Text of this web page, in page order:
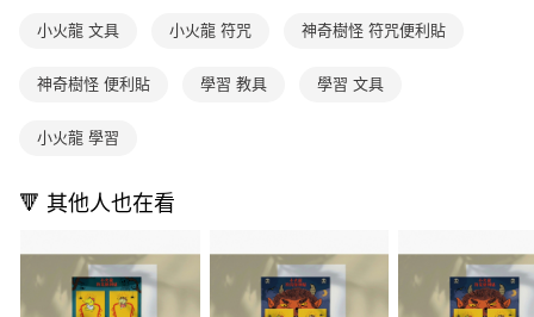
由本公司與您本人進行分期帳單所需資料之確認、核對及更正。
3.完整用戶服務條款，請詳閱以下連結：
https://oppay.tw/userRule
客戶支援中心」
https://netprotections.freshdesk.com/support/home
【注意事項】
１．透過由恩沛科技股份有限公司提供之「AFTEE先享後付」服務完成之交
權轉讓予恩沛科技股份有限公司。
３．未成年的使用者請事先徵得法定代理人或監護人之同意方可使用
４．使用「AFTEE先享後付」時，將依據個別帳號之用戶狀況，依本公司即
時審查核予不同之上限額度；若仍有額度不足之情形，本公司將視審查結果
請求用戶進行身份認證。
每筆NT$200
小火龍 文具 小火龍 符咒 神奇樹怪 符咒便利貼
神奇樹怪 便利貼 學習 教具 學習 文具
小火龍 學習
🔻 其他人也在看